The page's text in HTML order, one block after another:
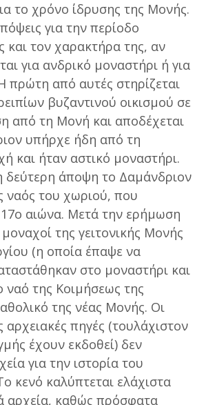
το χρόνο ίδρυσης της Μονής.
για την περίοδο
και τον χαρακτήρα της, αν
για ανδρικό μοναστήρι ή για
πρώτη από αυτές στηρίζεται
βυζαντινού οικισμού σε
από τη Μονή και αποδέχεται
υπήρχε ήδη από τη
και ήταν αστικό μοναστήρι.
άποψη το Δαμάνδριον
ναός του χωριού, που
αιώνα. Μετά την ερήμωση
της γειτονικής Μονής
(η οποία έπαψε να
στο μοναστήρι και
ναό της Κοιμήσεως της
της νέας Μονής. Οι
πηγές (τουλάχιστον
έχουν εκδοθεί) δεν
για την ιστορία του
κενό καλύπτεται ελάχιστα
αρχεία, καθώς πρόσφατα